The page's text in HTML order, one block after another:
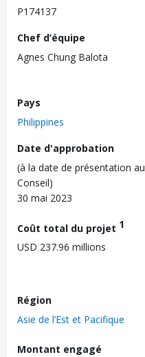
P174137
Chef d’équipe
Agnes Chung Balota
Pays
Philippines
Date d'approbation
(à la date de présentation au
Conseil)
30 mai 2023
Coût total du projet 1
USD 237.96 millions
Région
Asie de l’Est et Pacifique
Montant engagé